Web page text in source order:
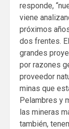
responde,
viene
próximos
dos frentes.
grandes
por razones
proveedor
minas que
Pelambres y
las mineras
también,